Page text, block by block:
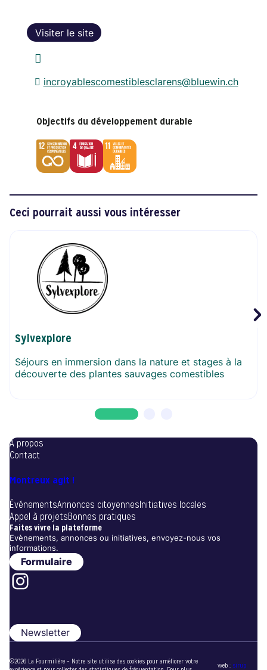
Visiter le site
incroyablescomestiblesclarens@bluewin.ch
Objectifs du développement durable
Consommation
production
Éducation
qualité
Villes
communautés
Ceci pourrait aussi vous intéresser
Sylvexplore
Séjours en immersion dans la nature et stages à la
découverte des plantes sauvages comestibles
A propos
Contact
Montreux agit !
ÉvénementsAnnonces citoyennesInitiatives locales
Appel à projetsBonnes pratiques
Faites vivre la plateforme
Evènements, annonces ou initiatives, envoyez-nous vos
informations.
Formulaire
Instagram
Newsletter
©2026 La Fourmilière – Notre site utilise des cookies pour améliorer votre
web : sirup